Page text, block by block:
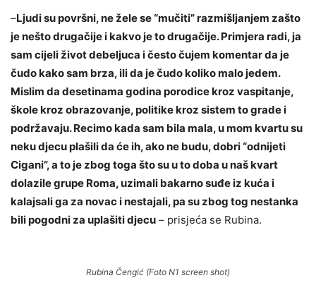
–Ljudi su površni, ne žele se “mučiti” razmišljanjem zašto
je nešto drugačije i kakvo je to drugačije. Primjera radi, ja
sam cijeli život debeljuca i često čujem komentar da je
čudo kako sam brza, ili da je čudo koliko malo jedem.
Mislim da desetinama godina porodice kroz vaspitanje,
škole kroz obrazovanje, politike kroz sistem to grade i
podržavaju. Recimo kada sam bila mala, u mom kvartu su
neku djecu plašili da će ih, ako ne budu, dobri “odnijeti
Cigani”, a to je zbog toga što su u to doba u naš kvart
dolazile grupe Roma, uzimali bakarno suđe iz kuća i
kalajsali ga za novac i nestajali, pa su zbog tog nestanka
bili pogodni za uplašiti djecu – prisjeća se Rubina.
Rubina Čengić (Foto N1 screen shot)